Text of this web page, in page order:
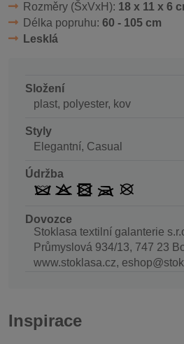
Rozměry (ŠxVxH): 18 x 11 x 6
Délka popruhu: 60 - 105 cm
Lesklá
Složení
plast, polyester, kov
Styly
Elegantní, Casual
Údržba
Dovozce
Stoklasa textilní galanterie
Průmyslová 934/13, 747 23
www.stoklasa.cz,
Inspirace